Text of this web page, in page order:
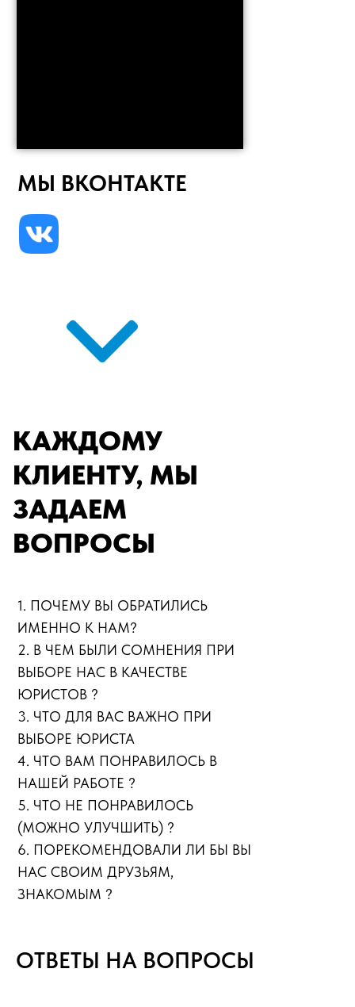
МЫ ВКОНТАКТЕ
КАЖДОМУ
КЛИЕНТУ, МЫ
ЗАДАЕМ
ВОПРОСЫ
1. ПОЧЕМУ ВЫ ОБРАТИЛИСЬ
ИМЕННО К НАМ?
2. В ЧЕМ БЫЛИ СОМНЕНИЯ ПРИ
ВЫБОРЕ НАС В КАЧЕСТВЕ
ЮРИСТОВ ?
3. ЧТО ДЛЯ ВАС ВАЖНО ПРИ
ВЫБОРЕ ЮРИСТА
4. ЧТО ВАМ ПОНРАВИЛОСЬ В
НАШЕЙ РАБОТЕ ?
5. ЧТО НЕ ПОНРАВИЛОСЬ
(МОЖНО УЛУЧШИТЬ) ?
6. ПОРЕКОМЕНДОВАЛИ ЛИ БЫ ВЫ
НАС СВОИМ ДРУЗЬЯМ,
ЗНАКОМЫМ ?
ОТВЕТЫ НА ВОПРОСЫ